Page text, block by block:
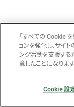
「すべての Cookie
ョンを強化し、サイ
ング活動を支援する
意したことになります
Cookie 設